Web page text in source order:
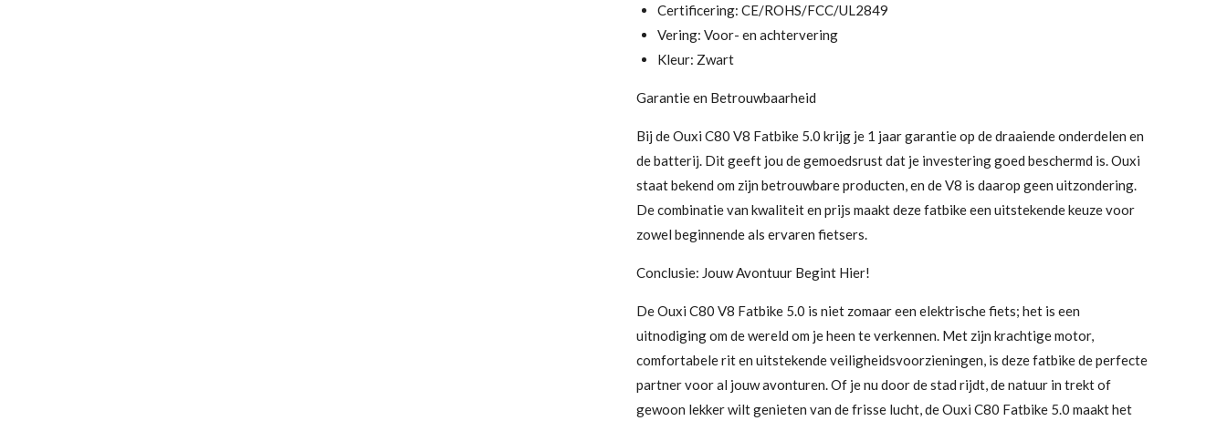
Certificering: CE/ROHS/FCC/UL2849
Vering: Voor- en achtervering
Kleur: Zwart
Garantie en Betrouwbaarheid
Bij de Ouxi C80 V8 Fatbike 5.0 krijg je 1 jaar garantie op de draaiende onderdelen en
de batterij. Dit geeft jou de gemoedsrust dat je investering goed beschermd is. Ouxi
staat bekend om zijn betrouwbare producten, en de V8 is daarop geen uitzondering.
De combinatie van kwaliteit en prijs maakt deze fatbike een uitstekende keuze voor
zowel beginnende als ervaren fietsers.
Conclusie: Jouw Avontuur Begint Hier!
De Ouxi C80 V8 Fatbike 5.0 is niet zomaar een elektrische fiets; het is een
uitnodiging om de wereld om je heen te verkennen. Met zijn krachtige motor,
comfortabele rit en uitstekende veiligheidsvoorzieningen, is deze fatbike de perfecte
partner voor al jouw avonturen. Of je nu door de stad rijdt, de natuur in trekt of
gewoon lekker wilt genieten van de frisse lucht, de Ouxi C80 Fatbike 5.0 maakt het